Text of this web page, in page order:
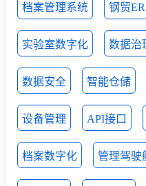
档案管理系统 钢贸
实验室数字化 数据治
数据安全 智能仓储
设备管理 API接口
档案数字化 管理驾驶